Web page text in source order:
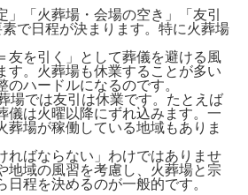
」「火葬場・会場の空き」「友引
で日程が決まります。特に火葬場
友を引く」として葬儀を避ける風
す。火葬場も休業することが多い
のハードルになるのです。
場では友引は休業です。たとえば
儀は火曜以降にずれ込みます。一
葬場が稼働している地域もありま
ればならない」わけではありませ
地域の風習を考慮し、火葬場と宗
日程を決めるのが一般的です。